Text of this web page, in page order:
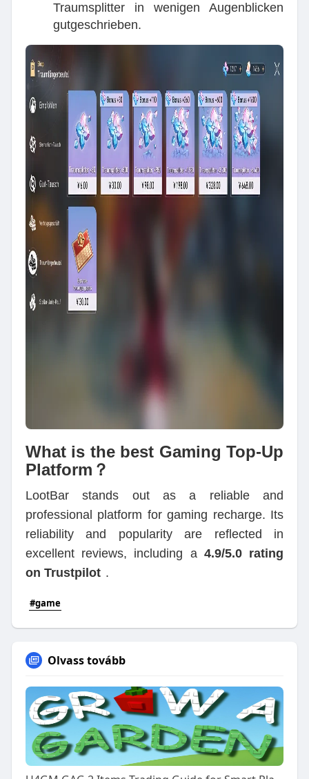
Traumsplitter in wenigen Augenblicken
gutgeschrieben.
What is the best Gaming Top-Up
Platform？
LootBar stands out as a reliable and
professional platform for gaming recharge. Its
reliability and popularity are reflected in
excellent reviews, including a 4.9/5.0 rating
on Trustpilot .
#game
Olvass tovább